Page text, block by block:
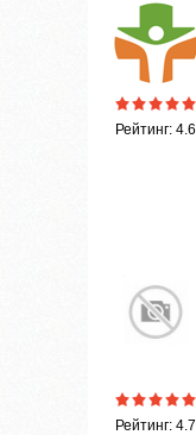
Рейтинг: 4.6
Рейтинг: 4.7